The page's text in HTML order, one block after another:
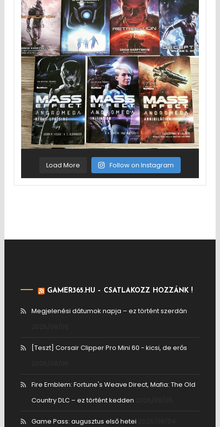
Load More Follow on Instagram
GAMER365.HU – CSATLAKOZZ HOZZÁNK !
Megjelenési dátumok napja – ez történt szerdán
[Teszt] Corsair Clipper Pro Mini 60 - kicsi, de erős
Fire Emblem: Fortune's Weave Direct, Mafia: The Old
Country DLC – ez történt kedden
Game Pass: augusztus első hetei